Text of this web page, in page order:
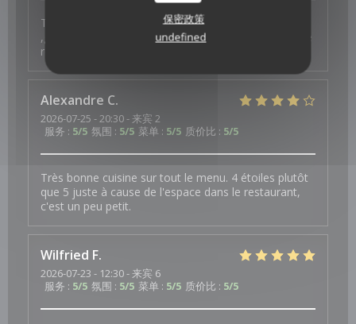
保密政策
undefined
Très bon cocktail maison. Wow de légumes copieux
,goûteux et bien équilibré. Mousse de fruits légère. Je
reviendrai avec plaisir !
Alexandre C
2026-07-25 - 20:30 - 来宾 2
服务 : 5/5 氛围 : 5/5 菜单 : 5/5 质价比 : 5/5
Très bonne cuisine sur tout le menu. 4 étoiles plutôt
que 5 juste à cause de l'espace dans le restaurant,
c'est un peu petit.
Wilfried F
2026-07-23 - 12:30 - 来宾 6
服务 : 5/5 氛围 : 5/5 菜单 : 5/5 质价比 : 5/5